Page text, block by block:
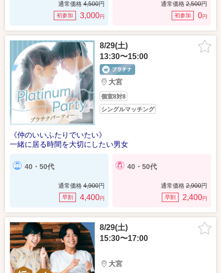
通常価格 4,500円
初参加 3,000円
通常価格 2,500円
初参加 0円
8/29(土)
13:30〜15:00
大宮
個室8対8
シングルマッチング
《仲のいいふたりでいたい》
一緒に居る時間を大切にしたい男女
40・50代
通常価格 4,900円
早割 4,400円
40・50代
通常価格 2,900円
早割 2,400円
8/29(土)
15:30〜17:00
大宮